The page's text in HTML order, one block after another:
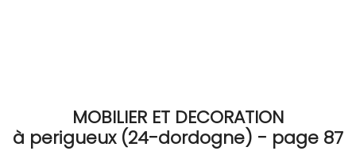
MOBILIER ET DECORATION
à perigueux (24-dordogne) - page 87